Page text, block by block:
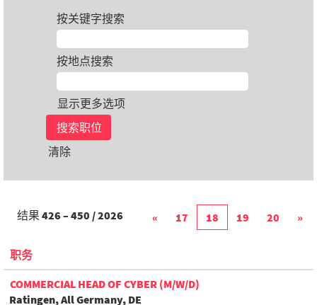
按关键字搜索
按地点搜索
显示更多选项
清除
结果 426 – 450 /2026 « 17 18 19 20 »
职务
COMMERCIAL HEAD OF CYBER (M/W/D)
Ratingen, All Germany, DE